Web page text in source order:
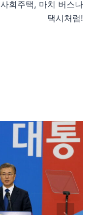
사회주택, 마치 버스나
택시처럼!